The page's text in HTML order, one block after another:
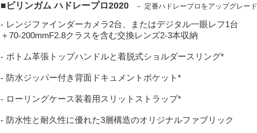
■ビリンガム ハドレープロ2020 － 定番ハドレープロをアップグレード
- レンジファインダーカメラ2台、またはデジタル一眼レフ1台
＋70-200mmF2.8クラスを含む交換レンズ2-3本収納
- ボトム革張トップハンドルと着脱式ショルダースリング*
- 防水ジッパー付き背面ドキュメントポケット*
- ローリングケース装着用スリットストラップ*
- 防水性と耐久性に優れた3層構造のオリジナルファブリック